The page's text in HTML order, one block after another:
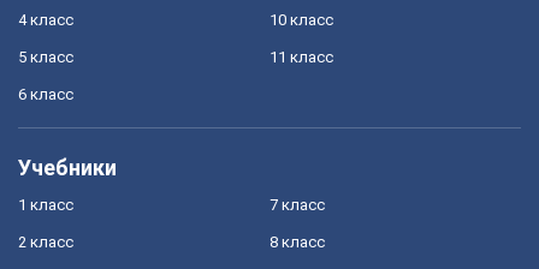
4 класс
5 класс
6 класс
10 класс
11 класс
Учебники
1 класс
2 класс
7 класс
8 класс